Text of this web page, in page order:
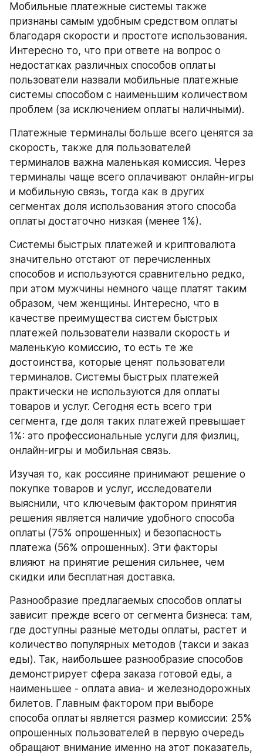
Мобильные платежные системы также
признаны самым удобным средством оплаты
благодаря скорости и простоте использования.
Интересно то, что при ответе на вопрос о
недостатках различных способов оплаты
пользователи назвали мобильные платежные
системы способом с наименьшим количеством
проблем (за исключением оплаты наличными).
Платежные терминалы больше всего ценятся за
скорость, также для пользователей
терминалов важна маленькая комиссия. Через
терминалы чаще всего оплачивают онлайн-игры
и мобильную связь, тогда как в других
сегментах доля использования этого способа
оплаты достаточно низкая (менее 1%).
Системы быстрых платежей и криптовалюта
значительно отстают от перечисленных
способов и используются сравнительно редко,
при этом мужчины немного чаще платят таким
образом, чем женщины. Интересно, что в
качестве преимущества систем быстрых
платежей пользователи назвали скорость и
маленькую комиссию, то есть те же
достоинства, которые ценят пользователи
терминалов. Системы быстрых платежей
практически не используются для оплаты
товаров и услуг. Сегодня есть всего три
сегмента, где доля таких платежей превышает
1%: это профессиональные услуги для физлиц,
онлайн-игры и мобильная связь.
Изучая то, как россияне принимают решение о
покупке товаров и услуг, исследователи
выяснили, что ключевым фактором принятия
решения является наличие удобного способа
оплаты (75% опрошенных) и безопасность
платежа (56% опрошенных). Эти факторы
влияют на принятие решения сильнее, чем
скидки или бесплатная доставка.
Разнообразие предлагаемых способов оплаты
зависит прежде всего от сегмента бизнеса: там,
где доступны разные методы оплаты, растет и
количество популярных методов (такси и заказ
еды). Так, наибольшее разнообразие способов
демонстрирует сфера заказа готовой еды, а
наименьшее - оплата авиа- и железнодорожных
билетов. Главным фактором при выборе
способа оплаты является размер комиссии: 25%
опрошенных пользователей в первую очередь
обращают внимание именно на этот показатель,